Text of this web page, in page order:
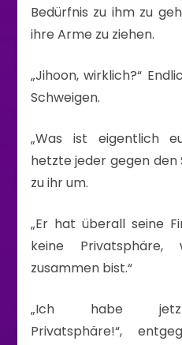
Bedürfnis zu ihm zu
ihre Arme zu ziehen.
„Jihoon, wirklich?“
Schweigen.
„Was ist eigentlich
hetzte jeder gegen den
zu ihr um.
„Er hat überall seine
keine
zusammen bist.“
„Ich habe
Privatsphäre!“,